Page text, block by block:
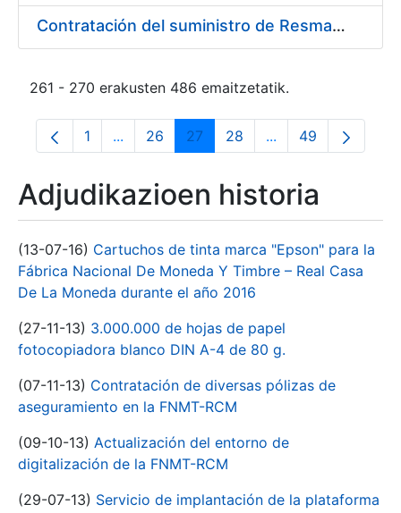
Contratación del suministro de Resmas de Cartón
261 - 270 erakusten 486 emaitzetatik.
Orrialdea
1 ...Intermediate Pages Use TAB to navigate.
Orrialdea
26 Orrialdea
27 Orrialdea
28 ...Intermediate
Orrialdea
49
Adjudikazioen historia
(13-07-16) Cartuchos de tinta marca "Epson" para la
Fábrica Nacional De Moneda Y Timbre – Real Casa
De La Moneda durante el año 2016
(27-11-13) 3.000.000 de hojas de papel
fotocopiadora blanco DIN A-4 de 80 g.
(07-11-13) Contratación de diversas pólizas de
aseguramiento en la FNMT-RCM
(09-10-13) Actualización del entorno de
digitalización de la FNMT-RCM
(29-07-13) Servicio de implantación de la plataforma